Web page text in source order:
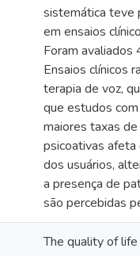
sistemática teve
em ensaios
Foram avaliados
Ensaios clínicos
terapia de voz,
que estudos
maiores taxas
psicoativas
dos usuários,
a presença de
são percebidas
The quality of